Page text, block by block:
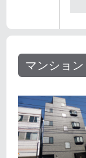
マンション